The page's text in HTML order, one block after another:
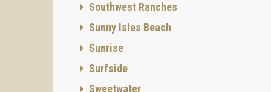
Southwest Ranches
Sunny Isles Beach
Sunrise
Surfside
Sweetwater